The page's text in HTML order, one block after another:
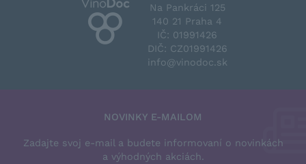
Na Pankráci 125
140 21 Praha 4
IČ: 01991426
DIČ: CZ01991426
info@vinodoc.sk
NOVINKY E-MAILOM
Zadajte svoj e-mail a budete informovaní o novinkách
a výhodných akciách.